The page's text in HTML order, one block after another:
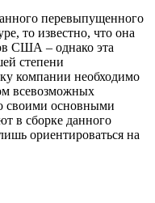
перевыпущенного
то известно, что она
США – однако эта
степени
компании необходимо
всевозможных
своими основными
в сборке данного
ориентироваться на